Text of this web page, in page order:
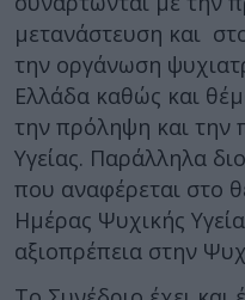
μετανάστευση και
την οργάνωση
Ελλάδα καθώς και
την πρόληψη και την
Υγείας. Παράλληλα
που αναφέρεται στο
Ημέρας Ψυχικής
αξιοπρέπεια στην